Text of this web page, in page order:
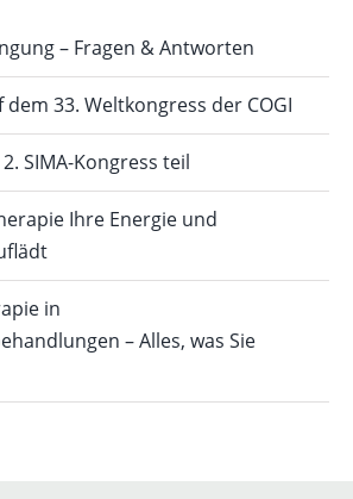
– Fragen & Antworten
dem 33. Weltkongress der COGI
SIMA-Kongress teil
Ihre Energie und
in
– Alles, was Sie